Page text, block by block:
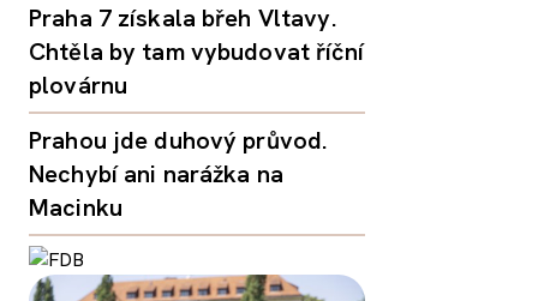
Praha 7 získala břeh Vltavy.
Chtěla by tam vybudovat říční
plovárnu
Prahou jde duhový průvod.
Nechybí ani narážka na
Macinku